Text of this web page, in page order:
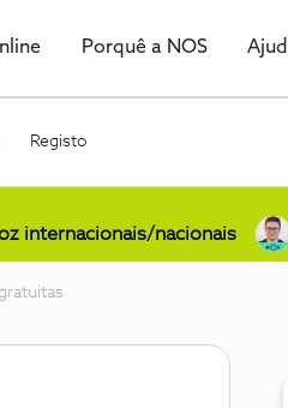
Porquê a NOS
Registo
internacionais/nacionais